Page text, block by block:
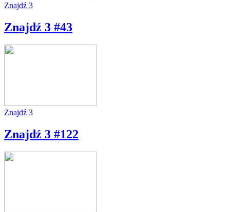
Znajdź 3
Znajdź 3 #43
Znajdź 3
Znajdź 3 #122